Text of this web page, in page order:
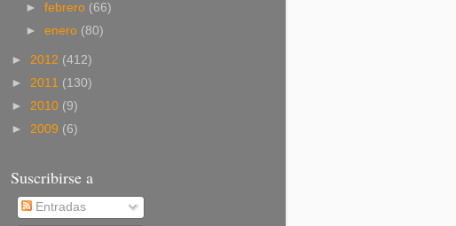
►febrero (66)
►enero (80)
► 2012 (412)
► 2011 (130)
► 2010 (9)
► 2009 (6)
Suscribirse a
Entradas